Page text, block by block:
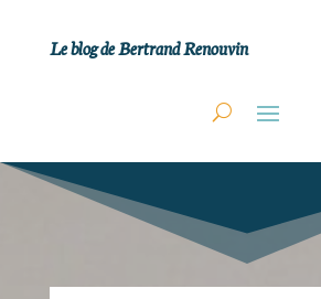
Le blog de Bertrand Renouvin